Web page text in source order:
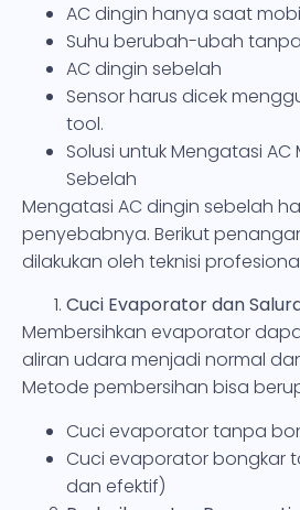
AC dingin hanya saat
Suhu berubah-ubah
AC dingin sebelah
Sensor harus dicek
tool.
Solusi untuk Mengatasi AC
Sebelah
Mengatasi AC dingin sebelah
penyebabnya. Berikut
dilakukan oleh teknisi
Cuci Evaporator dan
Membersihkan evaporator
aliran udara menjadi normal
Metode pembersihan bisa
Cuci evaporator tanpa
Cuci evaporator bongkar
dan efektif)